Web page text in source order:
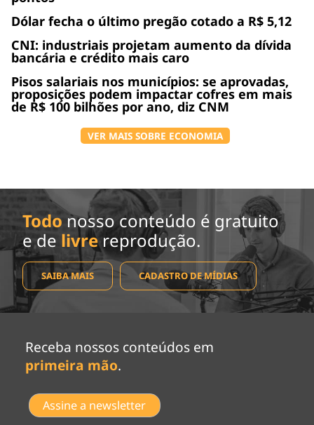
Dólar fecha o último pregão cotado a R$ 5,12
CNI: industriais projetam aumento da dívida
bancária e crédito mais caro
Pisos salariais nos municípios: se aprovadas,
proposições podem impactar cofres em mais
de R$ 100 bilhões por ano, diz CNM
VER MAIS SOBRE ECONOMIA
Todo nosso conteúdo é gratuito
e de livrereprodução.
SAIBA MAIS CADASTRO DE MÍDIAS
Receba nossos conteúdos em
primeira mão.
Assine a newsletter